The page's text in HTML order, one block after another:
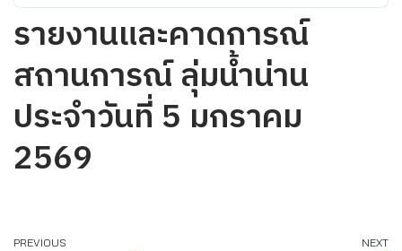
รายงานและคาดการณ์
สถานการณ์ ลุ่มน้ำน่าน
ประจำวันที่ 5 มกราคม
2569
PREVIOUS NEXT